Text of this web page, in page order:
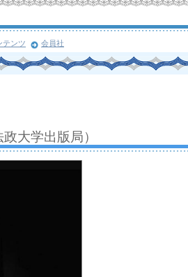
テンツ 会員社
大学出版局）